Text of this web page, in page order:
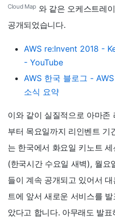
Cloud Map 와 같은 오케스트레
공개되었습니다.
AWS re:Invent 2018 -
- YouTube
AWS 한국 블로그 -
소식 요약
이와 같이 실질적으로 아마존
부터 목요일까지 리인벤트 기
는 한국에서 화요일 키노트
(한국시간 수요일 새벽), 월요
들이 계속 공개되고 있어서
트에 앞서 새로운 서비스를
았다고 합니다. 아무래도 발